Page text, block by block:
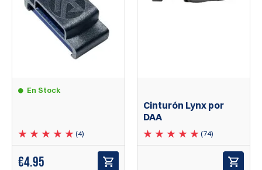
En Stock
(4)
€4.95
Cinturón Lynx por
DAA
(74)